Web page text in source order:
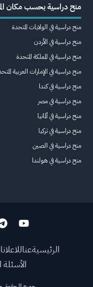
منح دراسية بحسب مكان
منح دراسية في الولايات المتحدة
منح دراسية في الأردن
منح دراسية في المملكة المتحدة
منح دراسية في الإمارات العربية
منح دراسية في كندا
منح دراسية في مصر
منح دراسية في ألمانيا
منح دراسية في تركيا
منح دراسية في الصين
منح دراسية في هولندا
الرئيسيةعنا